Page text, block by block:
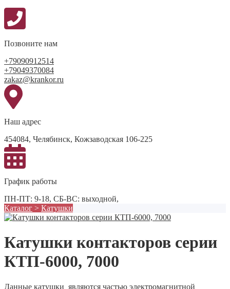
Позвоните нам
+79090912514
+79049370084
zakaz@krankor.ru
Наш адрес
454084, Челябинск, Кожзаводская 106-225
График работы
ПН-ПТ: 9-18, СБ-ВС: выходной,
Каталог > Катушки
Катушки контакторов серии
КТП-6000, 7000
Данные катушки являются частью электромагнитной